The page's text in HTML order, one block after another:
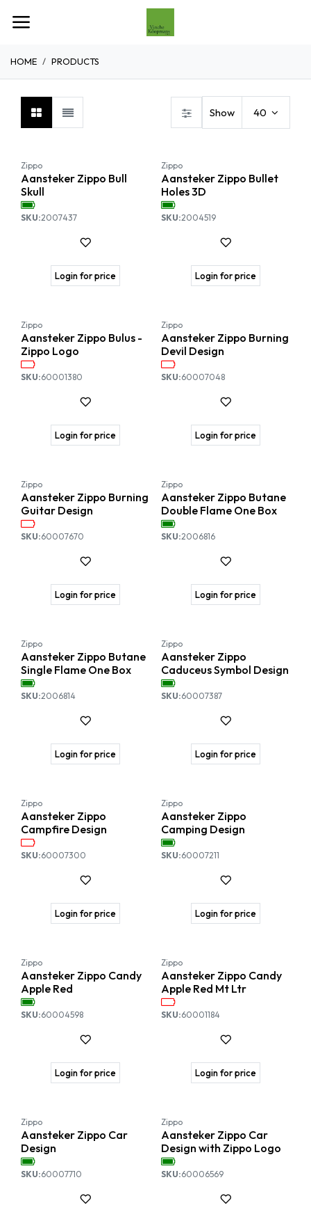
HOME PRODUCTS
Show 40
-10%
Zippo
Aansteker Zippo Bull
Skull
SKU:2007437
Login for price
Zippo
Aansteker Zippo Bullet
Holes 3D
SKU:2004519
Login for price
Zippo
Aansteker Zippo Bulus -
Zippo Logo
SKU:60001380
Login for price
Zippo
Aansteker Zippo Burning
Devil Design
SKU:60007048
Login for price
Nieuw!
Zippo
Aansteker Zippo Burning
Guitar Design
SKU:60007670
Login for price
Zippo
Aansteker Zippo Butane
Double Flame One Box
SKU:2006816
Login for price
Zippo
Aansteker Zippo Butane
Single Flame One Box
SKU:2006814
Login for price
Zippo
Aansteker Zippo
Caduceus Symbol Design
SKU:60007387
Login for price
Zippo
Aansteker Zippo
Campfire Design
SKU:60007300
Login for price
Zippo
Aansteker Zippo
Camping Design
SKU:60007211
Login for price
-10%
Zippo
Aansteker Zippo Candy
Apple Red
SKU:60004598
Login for price
Zippo
Aansteker Zippo Candy
Apple Red Mt Ltr
SKU:60001184
Login for price
Nieuw!
Zippo
Aansteker Zippo Car
Design
SKU:60007710
Zippo
Aansteker Zippo Car
Design with Zippo Logo
SKU:60006569